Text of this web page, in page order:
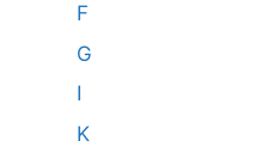
F
G
I
K